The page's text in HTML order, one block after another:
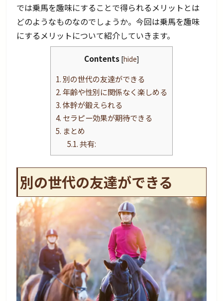
では乗馬を趣味にすることで得られるメリットとは
どのようなものなのでしょうか。今回は乗馬を趣味
にするメリットについて紹介していきます。
Contents [hide]
1. 別の世代の友達ができる
2.年齢や性別に関係なく楽しめる
3.体幹が鍛えられる
4. セラピー効果が期待できる
5. まとめ
5.1.共有:
別の世代の友達ができる